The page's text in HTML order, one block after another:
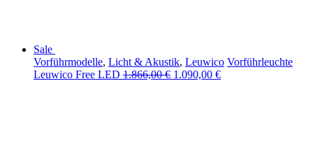
Sale
Vorführmodelle, Licht & Akustik, Leuwico Vorführleuchte
Leuwico Free LED 1.866,00€ 1.090,00 €